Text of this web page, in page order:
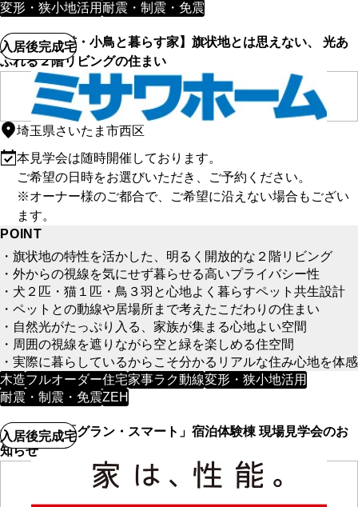
変形・狭小地活用耐震・制震・免震
入居後完成宅
【愛犬・愛猫・小鳥と暮らす家】旗状地とは思えない、 光あ
ふれる２階リビングの住まい
埼玉県さいたま市西区
本見学会は随時開催しております。
ご希望の日時をお選びいただき、ご予約ください。
※オーナー様のご都合で、ご希望に沿えない場合もござい
ます。
POINT
・旗状地の特性を活かした、明るく開放的な２階リビング
・外からの視線を気にせず暮らせる高いプライバシー性
・犬２匹・猫１匹・鳥３羽と心地よく暮らすペット共生設計
・ペットとの動線や居場所まで考えたこだわりの住まい
・自然光がたっぷり入る、家族が集まる心地よい空間
・周囲の視線を遮りながら空と緑を楽しめる住空間
・実際に暮らしているからこそ分かるリアルな住み心地を体感
木造フルオーダー住宅家事ラク動線変形・狭小地活用
耐震・制震・免震ZEH
入居後完成宅
一条工務店「グラン・スマート」宿泊体験棟 現場見学会のお
知らせ